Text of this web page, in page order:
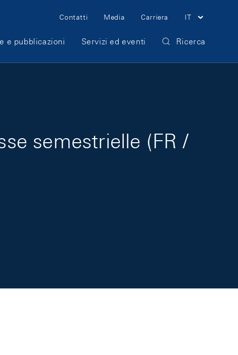
Meta Navigation
Contatti Media Carriera IT
e pubblicazioni Servizi ed eventi Ricerca
semestrielle (FR /